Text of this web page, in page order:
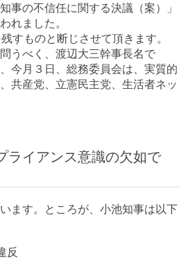
事の不信任に関する決議（案）」
れました。
すものと断じさせて頂きます。
うべく、渡辺大三幹事長名で
今月３日、総務委員会は、実質的
共産党、立憲民主党、生活者ネッ
ライアンス意識の欠如で
ます。ところが、小池知事は以下
反